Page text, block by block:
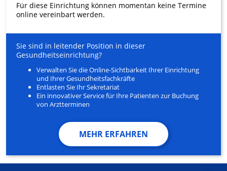
Für diese Einrichtung können momentan keine Termine
online vereinbart werden.
Sie sind in leitender Position in dieser
Gesundheitseinrichtung?
Verwalten Sie die Online-Sichtbarkeit Ihrer Einrichtung
und Ihrer Gesundheitsfachkräfte
Entlasten Sie Ihr Sekretariat
Ein innovativer Service für Ihre Patienten zur Buchung
von Arztterminen
MEHR ERFAHREN